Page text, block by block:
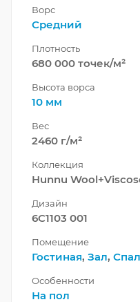
Ворс
Средний
Плотность
680 000 точек/м²
Высота ворса
10 мм
Вес
2460 г/м²
Коллекция
Hunnu
Дизайн
6C1103 001
Помещение
Гостиная, Зал,
Особенности
На пол